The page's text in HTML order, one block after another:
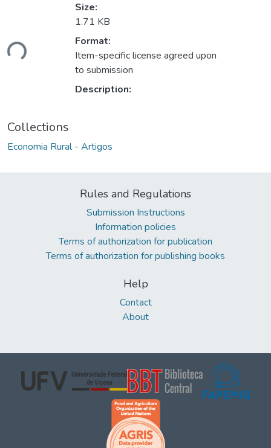
Size:
1.71 KB
Format:
Item-specific license agreed upon
to submission
Description:
Collections
Economia Rural - Artigos
Rules and Regulations
Submission Instructions
Information policies
Terms of authorization for publication
Terms of authorization for publishing books
Help
Contact
About